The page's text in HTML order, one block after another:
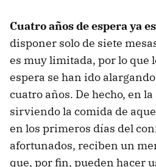
Cuatro años de espera ya
disponer solo de siete
es muy limitada, por lo que
espera se han ido
cuatro años. De hecho, en
sirviendo la comida de
en los primeros días del
afortunados, reciben un
que, por fin, pueden hacer